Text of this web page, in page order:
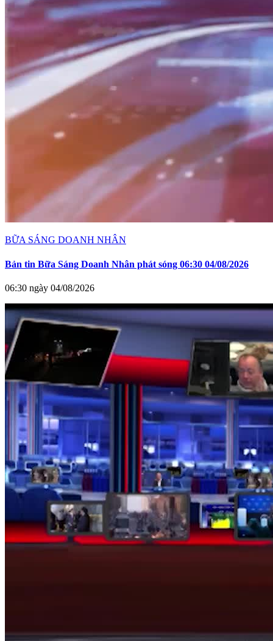
BỮA SÁNG DOANH NHÂN
Bản tin Bữa Sáng Doanh Nhân phát sóng 06:30 04/08/2026
06:30 ngày 04/08/2026